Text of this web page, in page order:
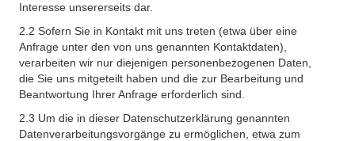
Interesse unsererseits dar.
2.2 Sofern Sie in Kontakt mit uns treten (etwa über eine
Anfrage unter den von uns genannten Kontaktdaten),
verarbeiten wir nur diejenigen personenbezogenen Daten,
die Sie uns mitgeteilt haben und die zur Bearbeitung und
Beantwortung Ihrer Anfrage erforderlich sind.
2.3 Um die in dieser Datenschutzerklärung genannten
Datenverarbeitungsvorgänge zu ermöglichen, etwa zum